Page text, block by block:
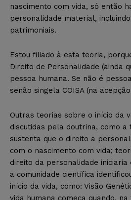
nascimento com vida, só então
personalidade material,
patrimoniais.
Estou filiado à esta teoria,
Direito de Personalidade (ainda
pessoa humana. Se não é
senão singela COISA (na
Outras teorias sobre o início da
discutidas pela doutrina, como
sustenta que o direito a
com o nascimento com vida;
direito da personalidade iniciaria
a comunidade científica
início da vida, como: Visão
vida humana começa quando,